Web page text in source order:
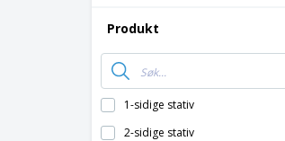
Produkt
1-sidige stativ
2-sidige stativ